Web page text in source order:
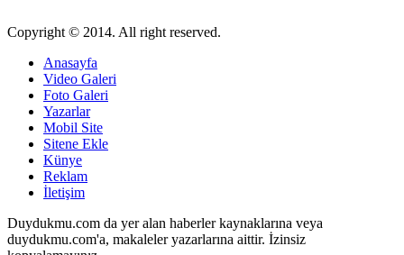
Copyright © 2014. All right reserved.
Anasayfa
Video Galeri
Foto Galeri
Yazarlar
Mobil Site
Sitene Ekle
Künye
Reklam
İletişim
Duydukmu.com da yer alan haberler kaynaklarına veya
duydukmu.com'a, makaleler yazarlarına aittir. İzinsiz